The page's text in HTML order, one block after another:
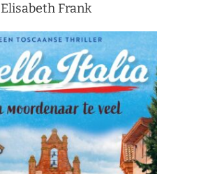
Elisabeth Frank